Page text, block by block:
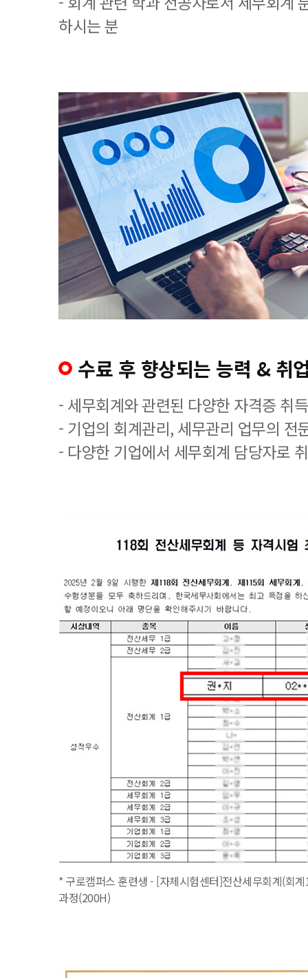
하시는 분
수료 후 향상되는 능력 & 취
- 세무회계와 관련된 다양한 자격증 취
- 기업의 회계관리, 세무관리 업무의 전
- 다양한 기업에서 세무회계 담당자로
* 구로캠퍼스 훈련생 - [자체시험센터]전산세무회계(회
과정(200H)